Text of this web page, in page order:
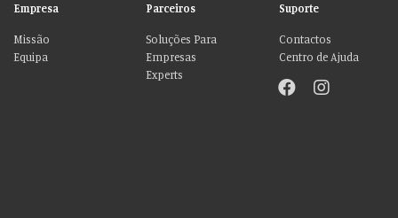
Empresa
Missão
Equipa
Parceiros
Soluções Para
Empresas
Experts
Suporte
Contactos
Centro de Ajuda